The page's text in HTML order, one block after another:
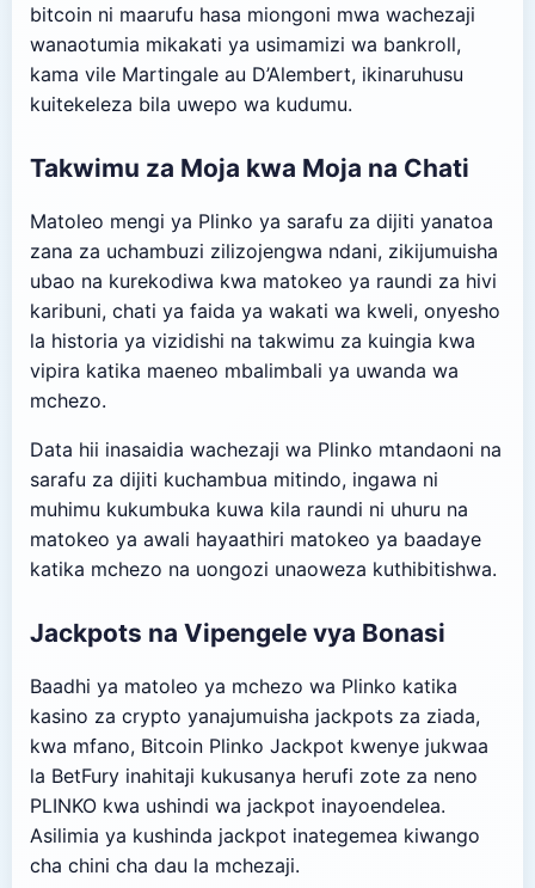
bitcoin ni maarufu hasa miongoni mwa wachezaji
wanaotumia mikakati ya usimamizi wa bankroll,
kama vile Martingale au D’Alembert, ikinaruhusu
kuitekeleza bila uwepo wa kudumu.
Takwimu za Moja kwa Moja na Chati
Matoleo mengi ya Plinko ya sarafu za dijiti yanatoa
zana za uchambuzi zilizojengwa ndani, zikijumuisha
ubao na kurekodiwa kwa matokeo ya raundi za hivi
karibuni, chati ya faida ya wakati wa kweli, onyesho
la historia ya vizidishi na takwimu za kuingia kwa
vipira katika maeneo mbalimbali ya uwanda wa
mchezo.
Data hii inasaidia wachezaji wa Plinko mtandaoni na
sarafu za dijiti kuchambua mitindo, ingawa ni
muhimu kukumbuka kuwa kila raundi ni uhuru na
matokeo ya awali hayaathiri matokeo ya baadaye
katika mchezo na uongozi unaoweza kuthibitishwa.
Jackpots na Vipengele vya Bonasi
Baadhi ya matoleo ya mchezo wa Plinko katika
kasino za crypto yanajumuisha jackpots za ziada,
kwa mfano, Bitcoin Plinko Jackpot kwenye jukwaa
la BetFury inahitaji kukusanya herufi zote za neno
PLINKO kwa ushindi wa jackpot inayoendelea.
Asilimia ya kushinda jackpot inategemea kiwango
cha chini cha dau la mchezaji.